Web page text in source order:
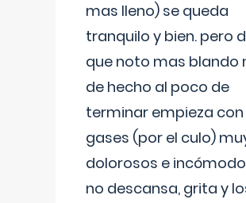
mas lleno) se queda
tranquilo y bien. pero
que noto mas blando
de hecho al poco de
terminar empieza con
gases (por el culo)
dolorosos e
no descansa, grita y